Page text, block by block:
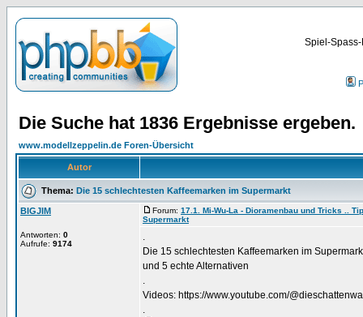
Spiel-
Die Suche hat 1836 Ergebnisse ergeben.
www.modellzeppelin.de Foren-Übersicht
Autor
Thema: Die 15 schlechtesten Kaffeemarken im Supermarkt
BIGJIM
Antworten: 0
Aufrufe: 9174
Forum: 17.1. Mi-Wu-La - Dioramenbau und Tricks ..
Supermarkt
.
Die 15 schlechtesten Kaffeemarken im
und 5 echte Alternativen
.
Videos: https://www.youtube.com/
.